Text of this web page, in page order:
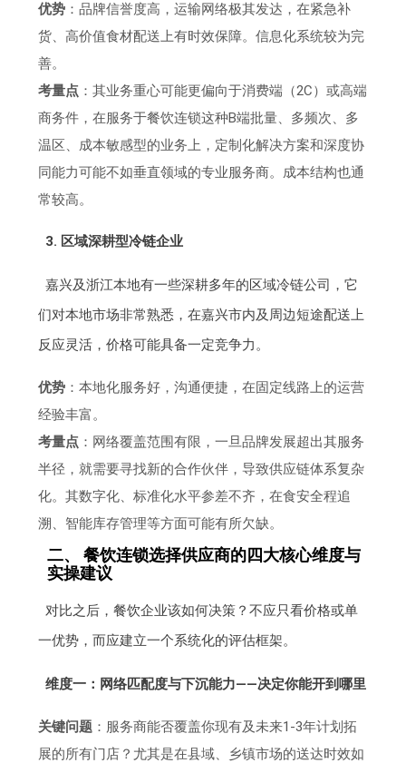
优势 ：品牌信誉度高，运输网络极其发达，在紧急补
货、高价值食材配送上有时效保障。信息化系统较为完
善。
考量点 ：其业务重心可能更偏向于消费端（2C）或高端
商务件，在服务于餐饮连锁这种B端批量、多频次、多
温区、成本敏感型的业务上，定制化解决方案和深度协
同能力可能不如垂直领域的专业服务商。成本结构也通
常较高。
3. 区域深耕型冷链企业
嘉兴及浙江本地有一些深耕多年的区域冷链公司，它
们对本地市场非常熟悉，在嘉兴市内及周边短途配送上
反应灵活，价格可能具备一定竞争力。
优势 ：本地化服务好，沟通便捷，在固定线路上的运营
经验丰富。
考量点 ：网络覆盖范围有限，一旦品牌发展超出其服务
半径，就需要寻找新的合作伙伴，导致供应链体系复杂
化。其数字化、标准化水平参差不齐，在食安全程追
溯、智能库存管理等方面可能有所欠缺。
二、 餐饮连锁选择供应商的四大核心维度与
实操建议
对比之后，餐饮企业该如何决策？不应只看价格或单
一优势，而应建立一个系统化的评估框架。
维度一：网络匹配度与下沉能力——决定你能开到哪里
关键问题 ：服务商能否覆盖你现有及未来1-3年计划拓
展的所有门店？尤其是在县域、乡镇市场的送达时效如